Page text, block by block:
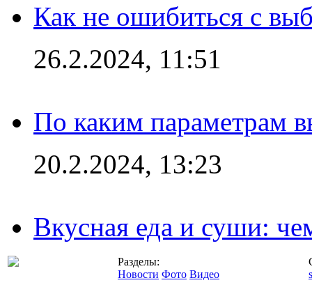
Как не ошибиться с
26.2.2024, 11:51
По каким параметрам
20.2.2024, 13:23
Вкусная еда и суши:
Разделы:
Новости Фото Видео